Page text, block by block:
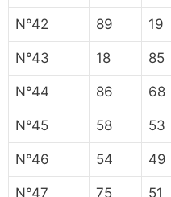
N°42 89 19
N°43 18 85
N°44 86 68
N°45 58 53
N°46 54 49
N°47 75 51